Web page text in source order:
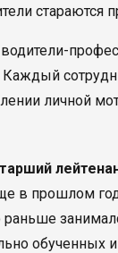
стараются
личной
в прошлом
раньше
обученных